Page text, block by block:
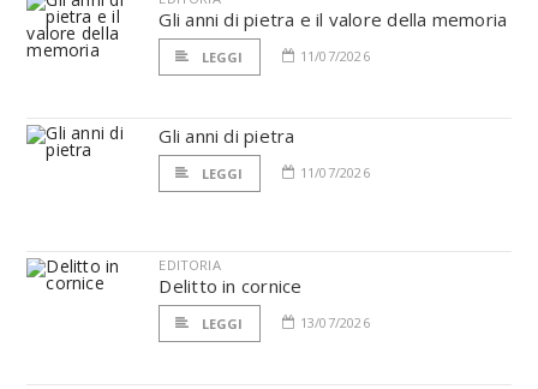
Gli anni di pietra e il valore della memoria
LEGGI 11/07/2026
Gli anni di pietra
LEGGI 11/07/2026
EDITORIA
Delitto in cornice
LEGGI 13/07/2026